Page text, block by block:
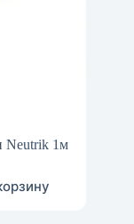
Neutrik 1м